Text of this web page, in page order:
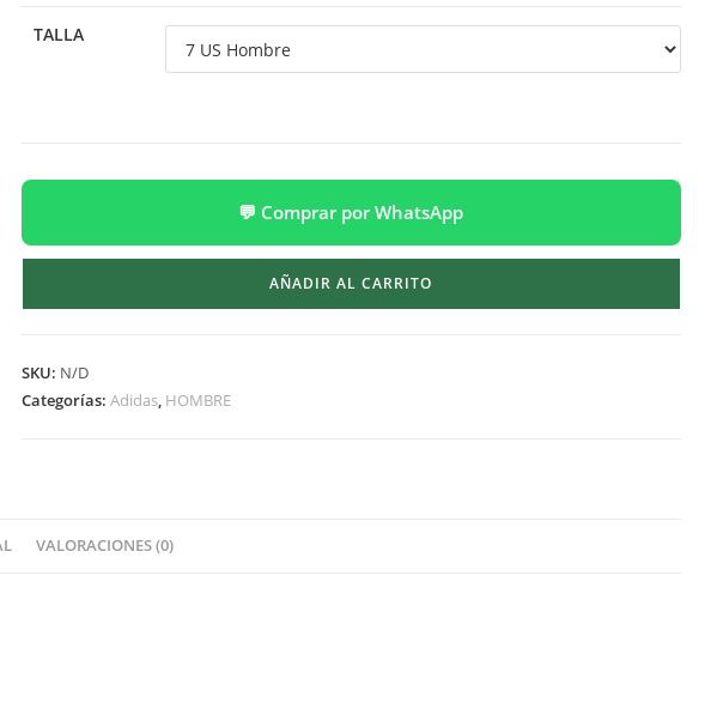
TALLA
💬 Comprar por WhatsApp
AÑADIR AL CARRITO
SKU: N/D
Categorías: Adidas, HOMBRE
VALORACIONES (0)